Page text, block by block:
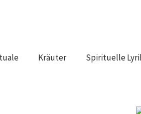
Kräuter Spirituelle